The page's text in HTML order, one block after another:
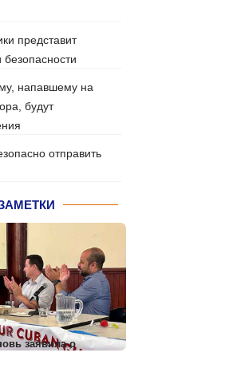
представит
безопасности
напавшему на
будут
отправить
заявила о